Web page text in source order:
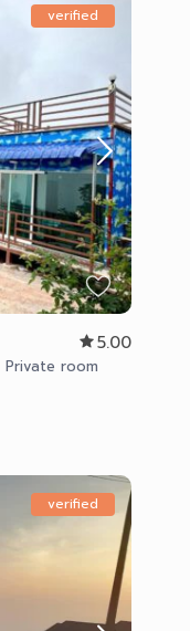
verified
5.00
Private room
verified